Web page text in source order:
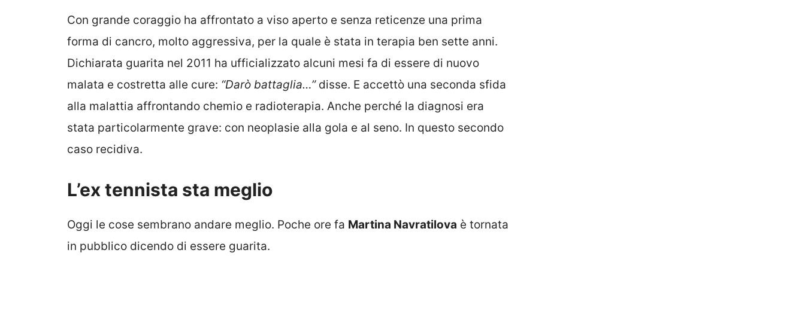
Con grande coraggio ha affrontato a viso aperto e senza reticenze una prima
forma di cancro, molto aggressiva, per la quale è stata in terapia ben sette anni.
Dichiarata guarita nel 2011 ha ufficializzato alcuni mesi fa di essere di nuovo
malata e costretta alle cure: “Darò battaglia…”disse. E accettò una seconda sfida
alla malattia affrontando chemio e radioterapia. Anche perché la diagnosi era
stata particolarmente grave: con neoplasie alla gola e al seno. In questo secondo
caso recidiva.
L’ex tennista sta meglio
Oggi le cose sembrano andare meglio. Poche ore fa Martina Navratilova è tornata
in pubblico dicendo di essere guarita.